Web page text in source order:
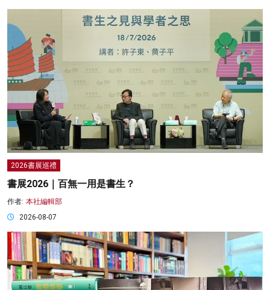
2026書展巡禮
書展2026｜百無一用是書生？
作者: 本社編輯部
2026-08-07